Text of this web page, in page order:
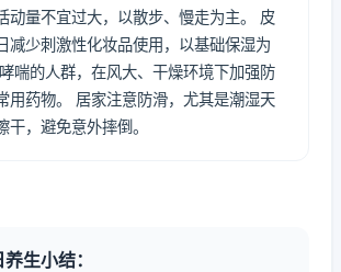
动量不宜过大，以散步、慢走为主。 皮
减少刺激性化妆品使用，以基础保湿为
喘的人群，在风大、干燥环境下加强防
用药物。 居家注意防滑，尤其是潮湿天
干，避免意外摔倒。
生小结：